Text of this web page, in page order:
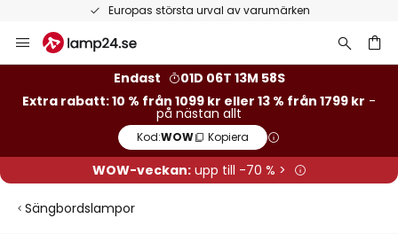
Europas största urval av varumärken
Hoppa
till
Endast
01D 06T 13M 57S
Extra rabatt: 10 % från 1099 kr eller 13 % från 1799 kr -
på nästan allt
Kod:WOW Kopiera
WOW-veckan:upp till -70 % >
Sängbordslampor